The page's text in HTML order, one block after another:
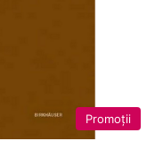
Promoții